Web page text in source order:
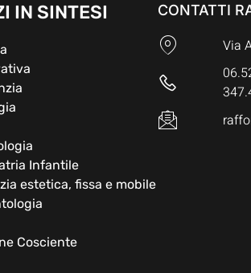
IN SINTESI
Infantile
estetica, fissa e mobile
Cosciente
CONTATTI
Via